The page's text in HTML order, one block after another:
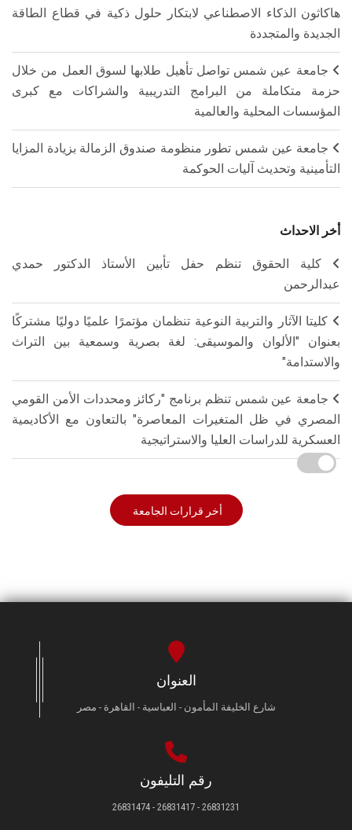
هاكاثون الذكاء الاصطناعي لابتكار حلول ذكية في قطاع الطاقة
الجديدة والمتجددة
جامعة عين شمس تواصل تأهيل طلابها لسوق العمل من خلال
حزمة متكاملة من البرامج التدريبية والشراكات مع كبرى
المؤسسات المحلية والعالمية
جامعة عين شمس تطور منظومة صندوق الزمالة بزيادة المزايا
التأمينية وتحديث آليات الحوكمة
أخر الاحداث
كلية الحقوق تنظم حفل تأبين الأستاذ الدكتور حمدي
عبدالرحمن
كليتا الآثار والتربية النوعية تنظمان مؤتمرًا علميًا دوليًا مشتركًا
بعنوان "الألوان والموسيقى: لغة بصرية وسمعية بين التراث
والاستدامة"
جامعة عين شمس تنظم برنامج "ركائز ومحددات الأمن القومي
المصري في ظل المتغيرات المعاصرة" بالتعاون مع الأكاديمية
العسكرية للدراسات العليا والاستراتيجية
أخر قرارات الجامعة
العنوان
شارع الخليفة المأمون - العباسية - القاهرة - مصر
رقم التليفون
26831231 - 26831417 - 26831474